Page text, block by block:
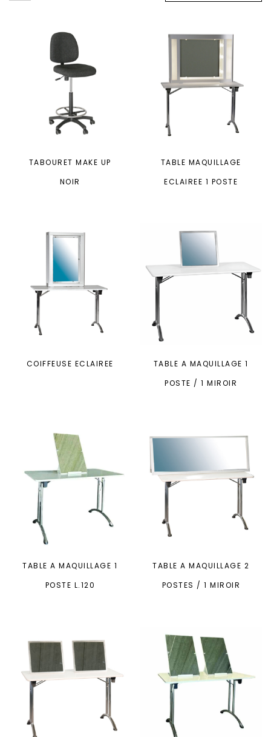
TABOURET MAKE UP
NOIR
TABLE MAQUILLAGE
ECLAIREE 1 POSTE
COIFFEUSE ECLAIREE
TABLE A MAQUILLAGE 1
POSTE / 1 MIROIR
TABLE A MAQUILLAGE 1
POSTE L.120
TABLE A MAQUILLAGE 2
POSTES / 1 MIROIR